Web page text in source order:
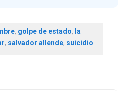
, golpe de estado, la
, salvador allende, suicidio